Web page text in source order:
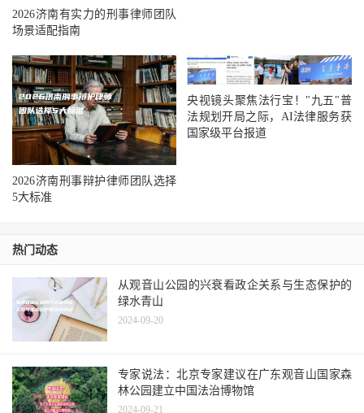
2026济南有实力的刑事律师团队
场景适配指南
2026济南刑事辩护律师团队选择
5大标准
央视镜头聚焦法行宝！"九五"普
法规划开局之际，AI法律服务获
国家级平台报道
热门动态
从观音山公园的兴衰看政企关系与生态保护的
绿水青山
2024-09-20
专家说法：北京专家建议在广东观音山国家森
林公园建立中国法治博物馆
2024-09-21